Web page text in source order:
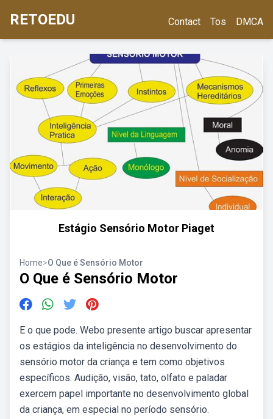
RETOEDU Contact Tos DMCA
Estágio Sensório Motor Piaget
Home>O Que é Sensório Motor
O Que é Sensório Motor
E o que pode. Webo presente artigo buscar apresentar
os estágios da inteligência no desenvolvimento do
sensório motor da criança e tem como objetivos
específicos. Audição, visão, tato, olfato e paladar
exercem papel importante no desenvolvimento global
da criança, em especial no período sensório.